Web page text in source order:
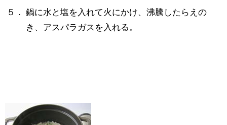
５． 鍋に水と塩を入れて火にかけ、沸騰したらえの
き、アスパラガスを入れる。